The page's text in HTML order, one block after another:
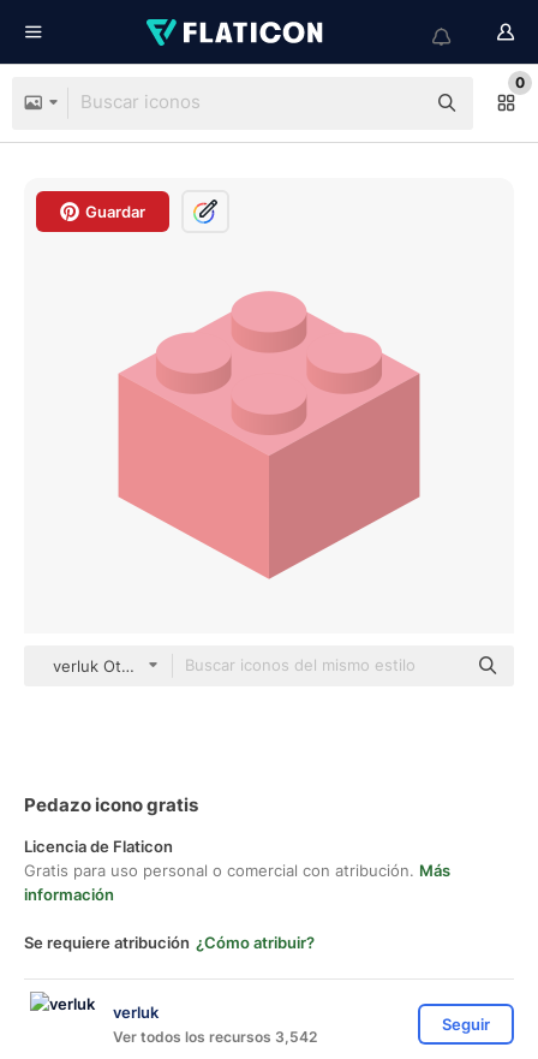
0
Guardar
verluk Others
Pedazo icono gratis
Licencia de Flaticon
Gratis para uso personal o comercial con atribución. Más
información
Se requiere atribución ¿Cómo atribuir?
verluk
Ver todos los recursos 3,542
Seguir